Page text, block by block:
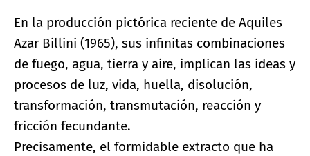
En la producción pictórica reciente de Aquiles
Azar Billini (1965), sus infinitas combinaciones
de fuego, agua, tierra y aire, implican las ideas y
procesos de luz, vida, huella, disolución,
transformación, transmutación, reacción y
fricción fecundante.
Precisamente, el formidable extracto que ha